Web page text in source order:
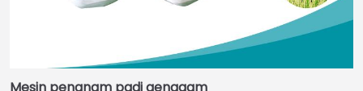
Mesin penanam padi genggam